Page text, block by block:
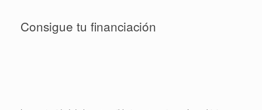
Consigue tu financiación